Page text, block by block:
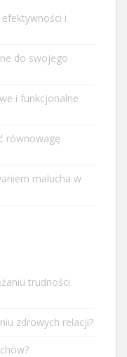
i
do swojego
i funkcjonalne
równowagę
malucha w
trudności
zdrowych relacji?